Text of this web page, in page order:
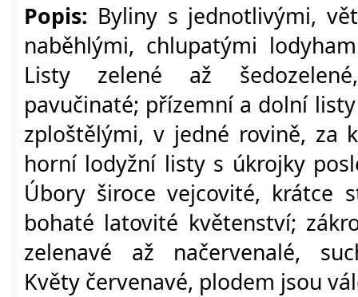
Popis: Byliny s jednotlivými,
naběhlými, chlupatými
Listy zelené až
pavučinaté; přízemní a dolní
zploštělými, v jedné rovině, za
horní lodyžní listy s úkrojky
Úbory široce vejcovité, krátce
bohaté latovité květenství;
zelenavé až načervenalé,
Květy červenavé, plodem jsou